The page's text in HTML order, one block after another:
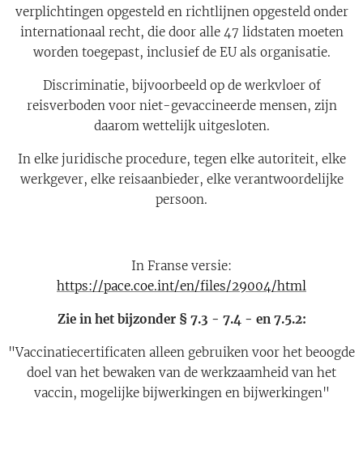
verplichtingen opgesteld en richtlijnen opgesteld onder
internationaal recht, die door alle 47 lidstaten moeten
worden toegepast, inclusief de EU als organisatie.
Discriminatie, bijvoorbeeld op de werkvloer of
reisverboden voor niet-gevaccineerde mensen, zijn
daarom wettelijk uitgesloten.
In elke juridische procedure, tegen elke autoriteit, elke
werkgever, elke reisaanbieder, elke verantwoordelijke
persoon.
In Franse versie:
https://pace.coe.int/en/files/29004/html
Zie in het bijzonder § 7.3 - 7.4 - en 7.5.2:
"Vaccinatiecertificaten alleen gebruiken voor het beoogde
doel van het bewaken van de werkzaamheid van het
vaccin, mogelijke bijwerkingen en bijwerkingen"